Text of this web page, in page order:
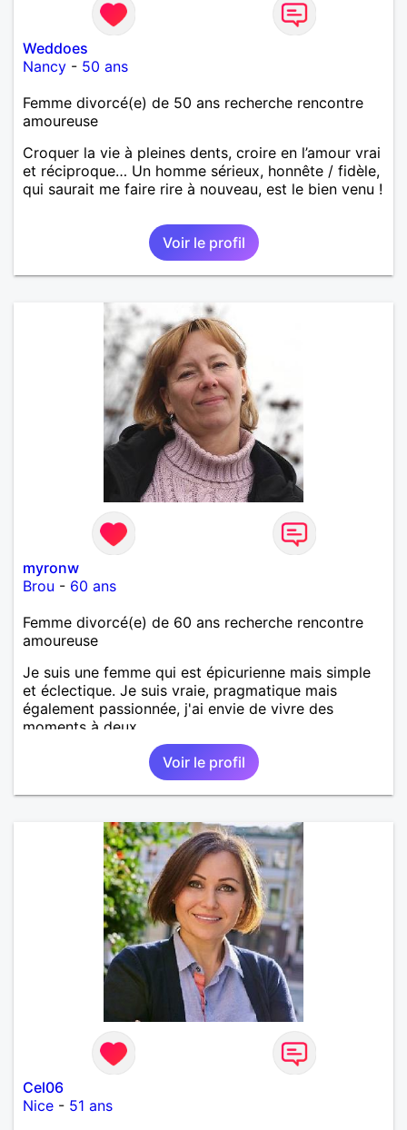
Weddoes
Nancy - 50 ans
Femme divorcé(e) de 50 ans recherche rencontre
amoureuse
Croquer la vie à pleines dents, croire en l’amour vrai
et réciproque… Un homme sérieux, honnête / fidèle,
qui saurait me faire rire à nouveau, est le bien venu !
Voir le profil
myronw
Brou - 60 ans
Femme divorcé(e) de 60 ans recherche rencontre
amoureuse
Je suis une femme qui est épicurienne mais simple
et éclectique. Je suis vraie, pragmatique mais
également passionnée, j'ai envie de vivre des
moments à deux.
Voir le profil
Cel06
Nice - 51 ans